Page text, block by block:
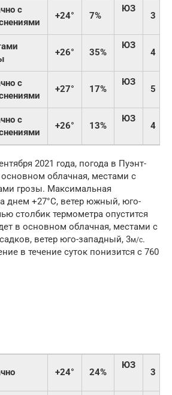
с
+24° 7%
ЮЗ
3
+26° 35%
ЮЗ
4
с
+27° 17%
ЮЗ
5
с
+26° 13%
ЮЗ
4
2021 года, погода в Пуэнт-
облачная, местами с
грозы. Максимальная
днем +27°C, ветер южный, юго-
столбик термометра опустится
в основном облачная, местами с
ветер юго-западный, 3м/с.
в течение суток понизится с 760
+24° 24%
ЮЗ
3